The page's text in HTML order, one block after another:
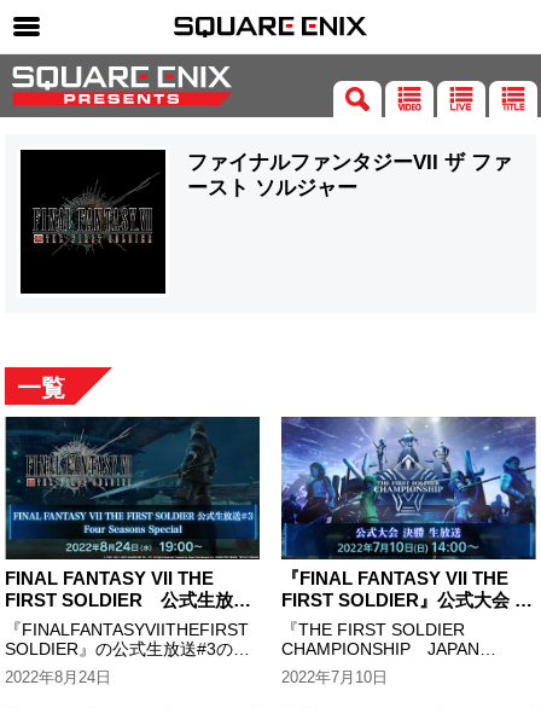
SQUARE ENIX 公式サイトメニュー
マガジン＆ブックス
ミュージック
グッズ
動画
コラム
会社情報 採用情報
SQUARE ENIX サイト内検索
ファイナルファンタジーVII ザ ファ
ースト ソルジャー
一覧
FINAL FANTASY VII THE
FIRST SOLDIER 公式生放送
＃３
『FINALFANTASYVIITHEFIRST
SOLDIER』の公式生放送#3の配
信が決定しました。 シーズン4の
コンテンツ情報に加え、来るシー
2022年8月24日
『FINAL FANTASY VII THE
FIRST SOLDIER』公式大会 #1
THE FIRST SOLDIER
CHAMPIONSHIP JAPAN
TOURNAMENT
『THE FIRST SOLDIER
CHAMPIONSHIP JAPAN
TOURNAMENT』開催!! 本予選を
勝ち抜いた上位25チームの精鋭
2022年7月10日